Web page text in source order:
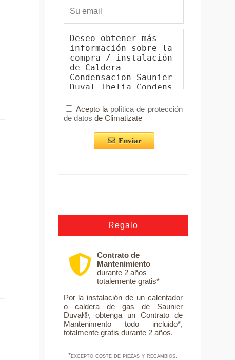
Acepto la política de protección
de datos de Climatizate
Enviar
Regalo
Contrato de
Mantenimiento
durante 2 años
totalemente gratis*
Por la instalación de un calentador
o caldera de gas de Saunier
Duval®, obtenga un Contrato de
Mantenimento todo incluido*,
totalmente gratis durante 2 años.
*excepto coste de piezas y recambios.